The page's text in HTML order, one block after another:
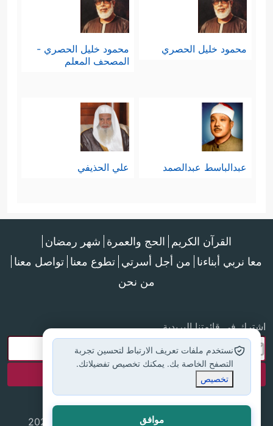
محمود خليل الحصري
محمود خليل الحصري -
المصحف المعلم
عبدالباسط عبدالصمد علي الحذيفي
القرآن الكريم الحج والعمرة شهر رمضان
معا نربي أبناءنا من أجل أسرتي تطوع معنا تواصل معنا
من نحن
اشترك في قائمتنا البريدية
جميع الحقوق محفوظة لموقع إسلام أون لاين © 2025
نستخدم ملفات تعريف الارتباط لتحسين تجربة
التصفح الخاصة بك. يمكنك تخصيص تفضيلاتك.
تخصيص
موافق